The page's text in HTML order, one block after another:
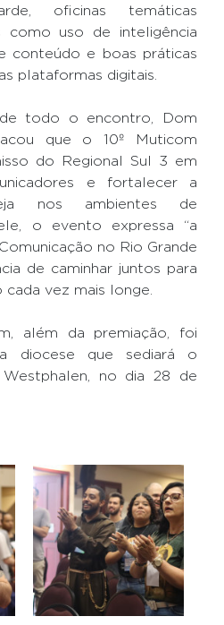
oficinas temáticas
como uso de inteligência
conteúdo e boas práticas
plataformas digitais.
todo o encontro, Dom
que o 10º Muticom
do Regional Sul 3 em
e fortalecer a
nos ambientes de
o evento expressa “a
no Rio Grande
de caminhar juntos para
cada vez mais longe.
além da premiação, foi
diocese que sediará o
no dia 28 de